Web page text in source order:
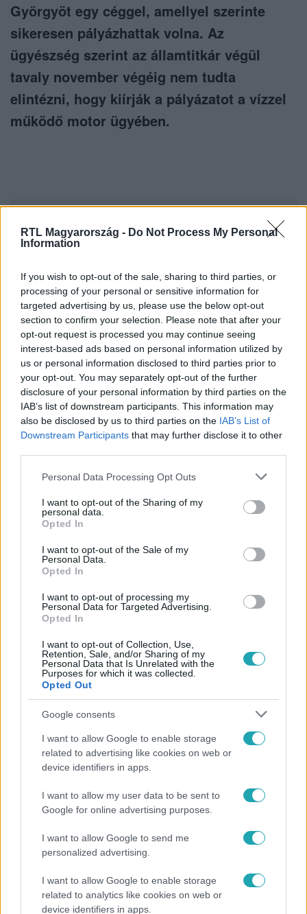
RTL Magyarország - Do Not Process My Personal
Information
If you wish to opt-out of the sale, sharing to third parties, or
processing of your personal or sensitive information for
targeted advertising by us, please use the below opt-out
section to confirm your selection. Please note that after your
opt-out request is processed you may continue seeing
interest-based ads based on personal information utilized by
us or personal information disclosed to third parties prior to
your opt-out. You may separately opt-out of the further
disclosure of your personal information by third parties on the
IAB’s list of downstream participants. This information may
also be disclosed by us to third parties on the IAB’s List of
Downstream Participants that may further disclose it to other
Please note that this website/app uses one or more Google
not limited to your visit or usage behaviour. You may click to
grant or deny consent to Google and its third-party tags to
use your data for below specified purposes in below Google
consent section.
Personal Data Processing Opt Outs
I want to opt-out of the Sharing of my
personal data.
Opted In
I want to opt-out of the Sale of my
Personal Data.
Opted In
I want to opt-out of processing my
Personal Data for Targeted Advertising.
Opted In
I want to opt-out of Collection, Use,
Retention, Sale, and/or Sharing of my
Personal Data that Is Unrelated with the
Purposes for which it was collected.
Opted Out
Google consents
I want to allow Google to enable storage
related to advertising like cookies on web or
device identifiers in apps.
I want to allow my user data to be sent to
Google for online advertising purposes.
I want to allow Google to send me
personalized advertising.
I want to allow Google to enable storage
related to analytics like cookies on web or
device identifiers in apps.
Györgyöt egy céggel, amellyel szerinte
sikeresen pályázhattak volna. Az
ügyészség szerint az államtitkár végül
tavaly november végéig nem tudta
elintézni, hogy kiírják a pályázatot a vízzel
működő motor ügyében.
legyen a Google-találatokban!
Kövess minket, és értesülj a friss hírekről a
Facebookon is!
BELFÖLD #VÖLNER PÁL # VÖLNER-ÜGY
SCHADL GYÖRGY
Népszerű